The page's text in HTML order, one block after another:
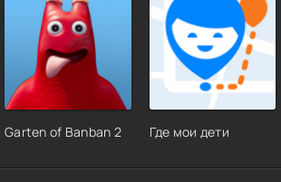
Garten of Banban 2 Где мои дети